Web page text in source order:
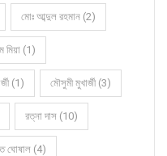
মোঃ আব্দুল রহমান (2)
মিয়া (1)
(1) মৌসুমী মুখার্জী (3)
রত্না দাস (10)
ঘোষাল (4)